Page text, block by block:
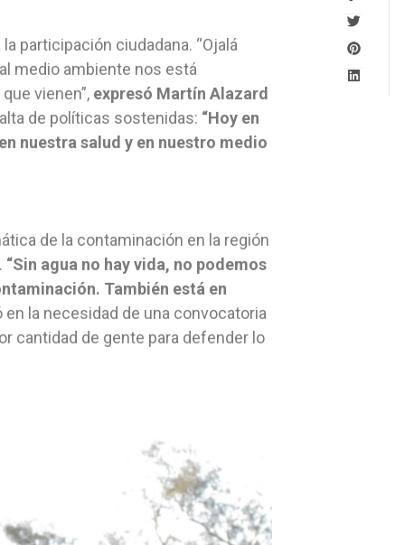
participación ciudadana. “Ojalá
medio ambiente nos está
vienen”, expresó Martín Alazard
de políticas sostenidas: “Hoy en
nuestra salud y en nuestro medio
de la contaminación en la región
“Sin agua no hay vida, no podemos
También está en
la necesidad de una convocatoria
cantidad de gente para defender lo